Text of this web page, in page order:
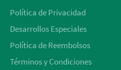
Política de Privacidad
Desarrollos Especiales
Política de Reembolsos
Términos y Condiciones